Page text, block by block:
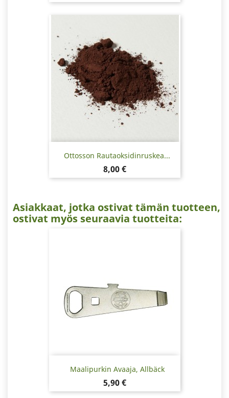
Ottosson Rautaoksidinruskea...
Hinta
8,00 €
Asiakkaat, jotka ostivat tämän tuotteen,
ostivat myös seuraavia tuotteita:
Maalipurkin Avaaja, Allbäck
Hinta
5,90 €